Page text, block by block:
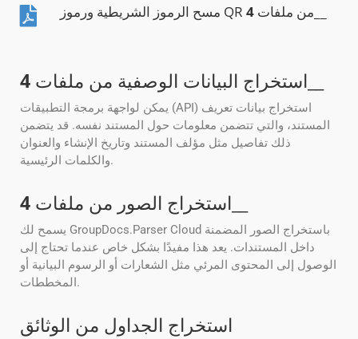
مسح الرموز الشريطية ورموز QR من ملفات 4
استخراج البيانات الوصفية من ملفات 4
يمكن لواجهة برمجة التطبيقات (API) استخراج بيانات تعريف
المستند، والتي تتضمن معلومات حول المستند نفسه. قد يتضمن
ذلك تفاصيل مثل مؤلف المستند وتاريخ الإنشاء والعنوان
والكلمات الرئيسية.
استخراج الصور من ملفات 4
يسمح لك GroupDocs.Parser Cloud باستخراج الصور المضمنة
داخل المستندات. يعد هذا مفيدًا بشكل خاص عندما تحتاج إلى
الوصول إلى المحتوى المرئي مثل الشعارات أو الرسوم البيانية أو
المخططات.
استخراج الجداول من الوثائق